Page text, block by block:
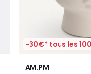
-30€* tous les
AM.PM
4,7
4